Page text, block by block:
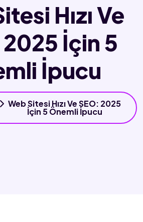
Hızı Ve
İçin 5
İpucu
Web Sitesi Hızı Ve SEO: 2025
İçin 5 Önemli İpucu